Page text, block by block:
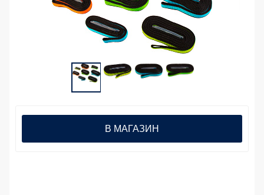
В МАГАЗИН